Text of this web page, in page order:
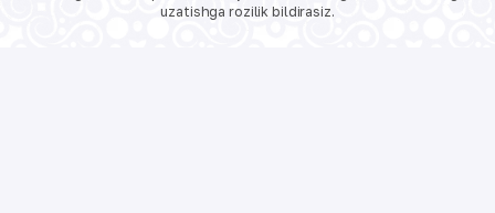
uzatishga rozilik bildirasiz.